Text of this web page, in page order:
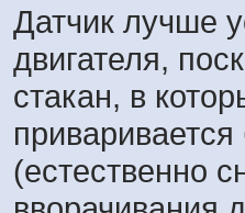
Датчик лучше
двигателя,
стакан, в
(естественно